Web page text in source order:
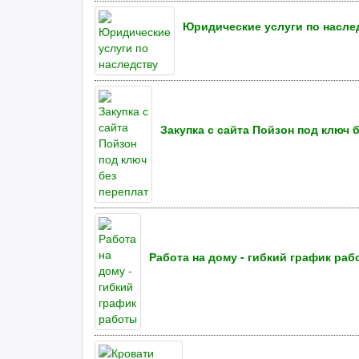
Юридические услуги по
Закупка с сайта Пойзон под ключ
Работа на дому - гибкий график